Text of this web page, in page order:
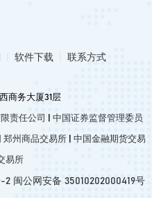
软件下载 联系方式
商务大厦31层
责任公司 中国证券监督管理委员
郑州商品交易所| 中国金融期货交易
易所
-2 闽公网安备 35010202000419号